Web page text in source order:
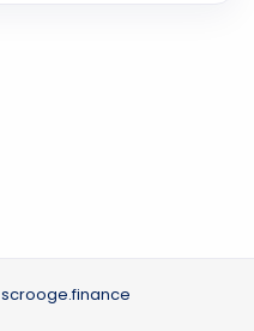
scrooge.finance